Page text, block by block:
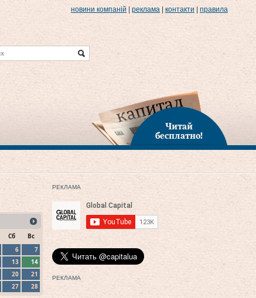
новини компаній реклама контакти правила
Читай
бесплатно!
Сб
Вс
6
7
13
14
20
21
27 28
РЕКЛАМА
РЕКЛАМА